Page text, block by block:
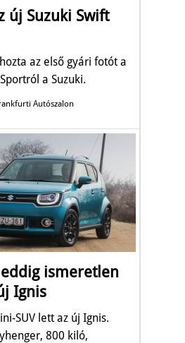
új Suzuki Swift
az első gyári fotót a
a Suzuki.
Autószalon
ismeretlen
Ignis
SUV lett az új Ignis.
800 kiló,